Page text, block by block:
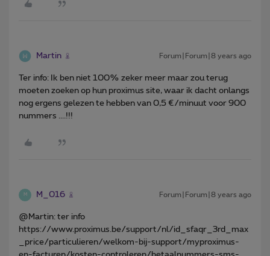
Martin Forum|Forum|8 years ago
Ter info: Ik ben niet 100% zeker meer maar zou terug
moeten zoeken op hun proximus site, waar ik dacht onlangs
nog ergens gelezen te hebben van 0,5 €/minuut voor 900
nummers ....!!!
M M_016 Forum|Forum|8 years ago
@Martin: ter info
https://www.proximus.be/support/nl/id_sfaqr_3rd_max
_price/particulieren/welkom-bij-support/myproximus-